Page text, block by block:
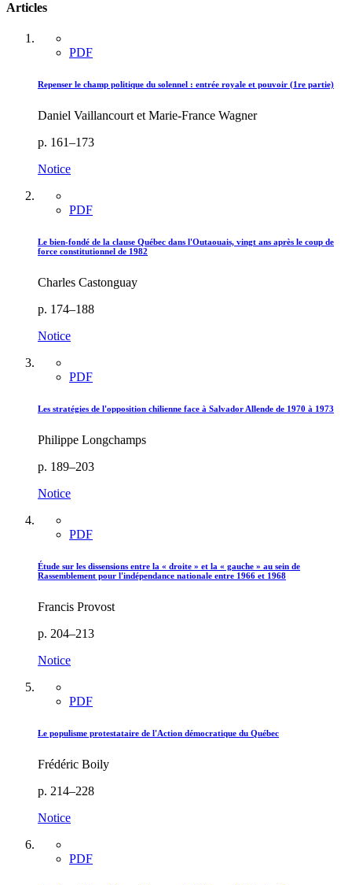
Articles
PDF
Repenser le champ politique du solennel : entrée royale et pouvoir (1re partie)
Daniel Vaillancourt et Marie-France Wagner
p. 161–173
Notice
PDF
Le bien-fondé de la clause Québec dans l'Outaouais, vingt ans après le coup de
force constitutionnel de 1982
Charles Castonguay
p. 174–188
Notice
PDF
Les stratégies de l'opposition chilienne face à Salvador Allende de 1970 à 1973
Philippe Longchamps
p. 189–203
Notice
PDF
Étude sur les dissensions entre la « droite » et la « gauche » au sein de
Rassemblement pour l'indépendance nationale entre 1966 et 1968
Francis Provost
p. 204–213
Notice
PDF
Le populisme protestataire de l'Action démocratique du Québec
Frédéric Boily
p. 214–228
Notice
PDF